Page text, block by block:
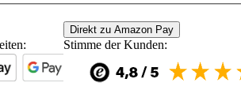
Direkt zu Amazon Pay
Stimme der Kunden: